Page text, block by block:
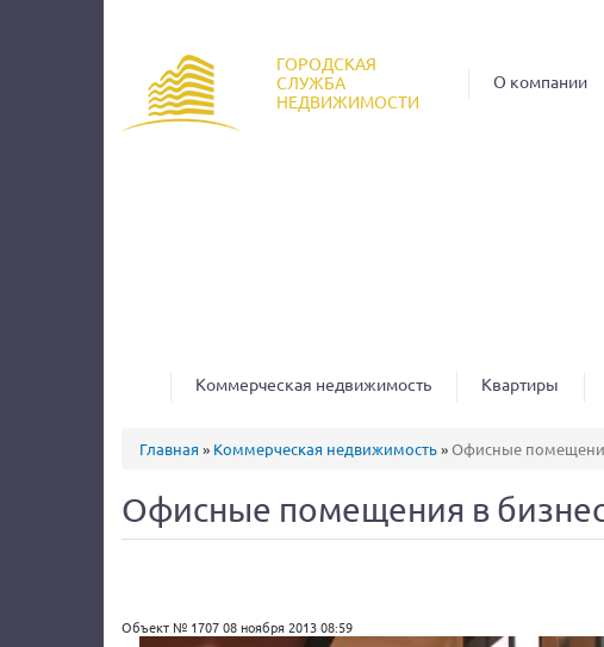
ГОРОДСКАЯ
СЛУЖБА
НЕДВИЖИМОСТИ
О компании
Коммерческая недвижимость Квартиры
Вы здесь
Главная » Коммерческая недвижимость»Офисные
Офисные помещения в
Объект № 170708 ноября 2013 08:59